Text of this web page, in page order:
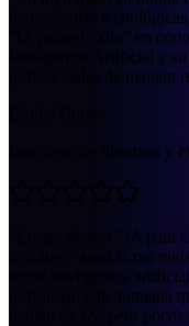
herramientas
"IA para el éxito" en
Inteligencia Artificial y
profesionales de manera
Ingeniero de Sistemas y
Luego de leer "IA para
tu futuro" sentí la
sobre inteligencia
profundamente humana
hablan de IA, pero